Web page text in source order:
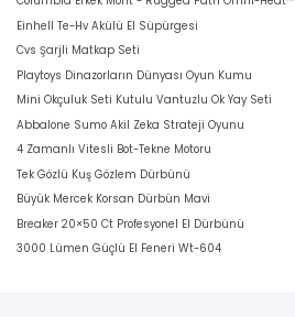
Einhell Te-Hv Akülü El Süpürgesi
Cvs Şarjli Matkap Seti
Playtoys Dinazorların Dünyası Oyun Kumu
Mini Okçuluk Seti Kutulu Vantuzlu Ok Yay Seti
Abbalone Sumo Akil Zeka Strateji Oyunu
4 Zamanlı Vitesli Bot-Tekne Motoru
Tek Gözlü Kuş Gözlem Dürbünü
Büyük Mercek Korsan Dürbün Mavi
Breaker 20×50 Ct Profesyonel El Dürbünü
3000 Lümen Güçlü El Feneri Wt-604